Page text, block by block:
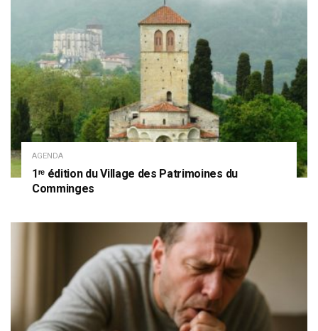
AGENDA
1ʳᵉ édition du Village des Patrimoines du
Comminges